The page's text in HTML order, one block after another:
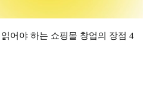
어야 하는 쇼핑몰 창업의 장점 4